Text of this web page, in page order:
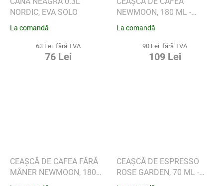
NORDIC, EVA SOLO
La comandă
63 Lei fără TVA
76 Lei
NEWMOON, 180 ML -
VILLEROY & BOCH
La comandă
90 Lei fără TVA
109 Lei
CEAȘCĂ DE CAFEA FĂRĂ
MÂNER NEWMOON, 180
ML - VILLEROY & BOCH
CEAȘCĂ DE ESPRESSO
ROSE GARDEN, 70 ML -
VILLEROY & BOCH